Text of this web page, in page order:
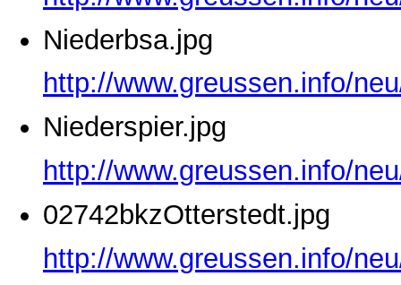
Niederbsa.jpg
http://www.greussen.info/
Niederspier.jpg
http://www.greussen.info/
02742bkzOtterstedt.jpg
http://www.greussen.info/